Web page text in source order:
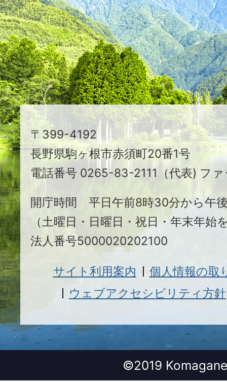
映
え
る
ま
ち
駒
ヶ
根
市
〒399-4192
長野県駒ヶ根市赤須町20番1号
電話番号 0265-83-2111（代表) フ
開庁時間 平日午前8時30分から午
（土曜日・日曜日・祝日・年末年始
法人番号5000020202100
サイト利用案内
個人情報の取
ウェブアクセシビリティ方針
©2019